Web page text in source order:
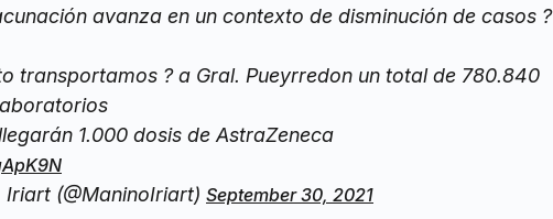
avanza en un contexto de disminución de casos ?
transportamos ? a Gral. Pueyrredon un total de 780.840
1.000 dosis de AstraZeneca
(@ManinoIriart) September 30, 2021